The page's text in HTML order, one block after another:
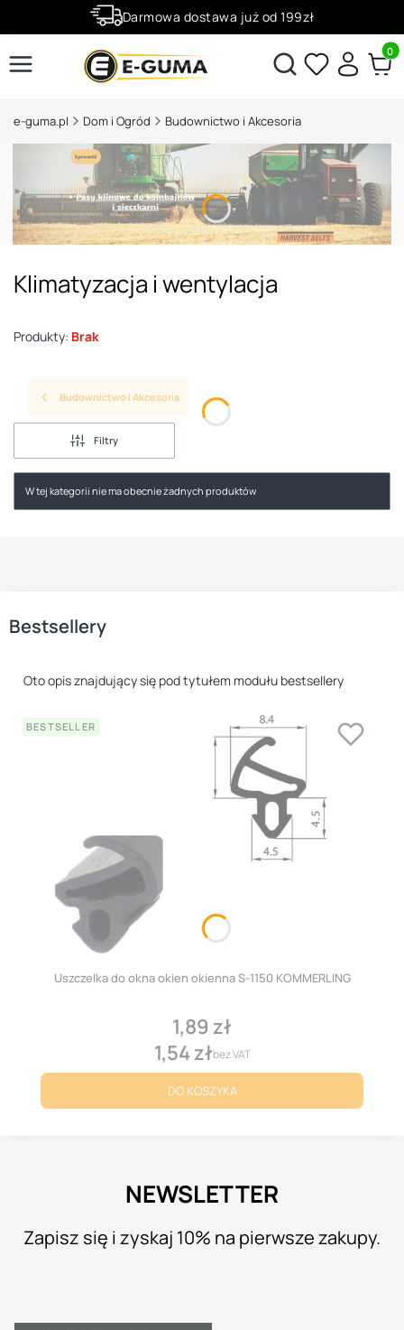
Darmowa dostawa już od 199zł
Rabaty -50% na wybrane produktyOtwórz wyszukiwarkę
e-guma.pl Dom i Ogród Budownictwo i Akcesoria
Klimatyzacja i wentylacja
Produkty: Brak
Budownictwo i Akcesoria
Filtry
W tej kategorii nie ma obecnie żadnych produktów
Bestsellery
Oto opis znajdujący się pod tytułem modułu bestsellery
BESTSELLER
Uszczelka do okna okien okienna S-1150 KOMMERLING
Cena
1,89 zł
Cena
1,54 złbez VAT
DO KOSZYKA
NEWSLETTER
Zapisz się i zyskaj 10% na pierwsze zakupy.